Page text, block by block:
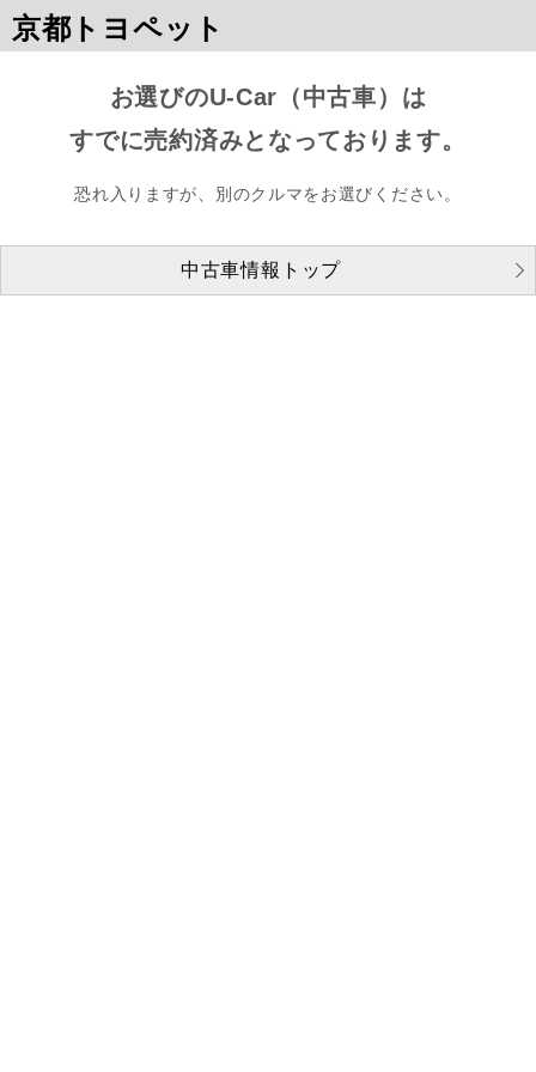
京都トヨペット
お選びのU-Car（中古車）は
すでに売約済みとなっております。
恐れ入りますが、別のクルマをお選びください。
中古車情報トップ